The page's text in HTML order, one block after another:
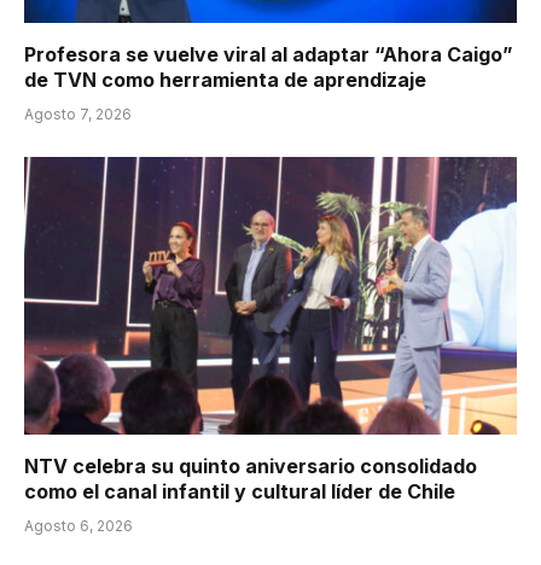
Profesora se vuelve viral al adaptar “Ahora Caigo”
de TVN como herramienta de aprendizaje
Agosto 7, 2026
NTV celebra su quinto aniversario consolidado
como el canal infantil y cultural líder de Chile
Agosto 6, 2026